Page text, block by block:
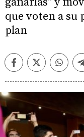
que voten a
plan
FacebookTwitter